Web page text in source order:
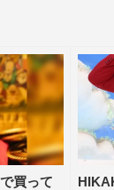
買って